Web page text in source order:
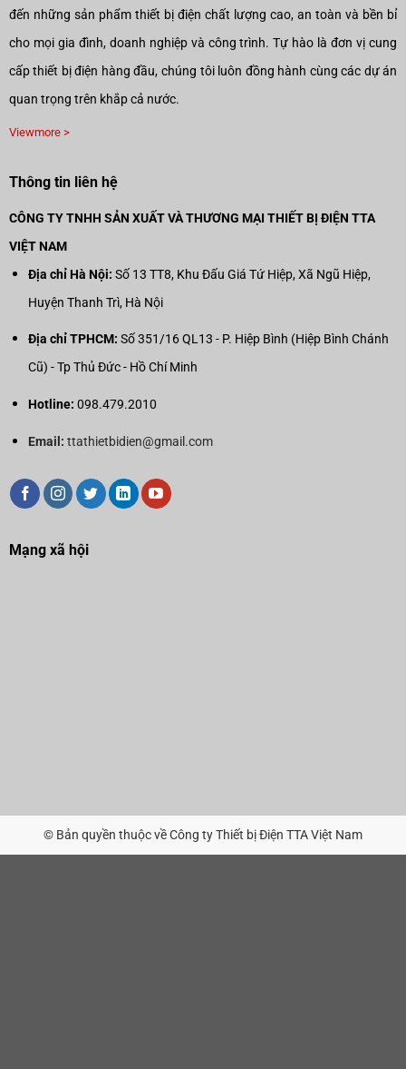
đến những sản phẩm thiết bị điện chất lượng cao, an toàn và bền bỉ
cho mọi gia đình, doanh nghiệp và công trình. Tự hào là đơn vị cung
cấp thiết bị điện hàng đầu, chúng tôi luôn đồng hành cùng các dự án
quan trọng trên khắp cả nước.
Viewmore >
Thông tin liên hệ
CÔNG TY TNHH SẢN XUẤT VÀ THƯƠNG MẠI THIẾT BỊ ĐIỆN TTA
VIỆT NAM
Địa chỉ Hà Nội: Số 13 TT8, Khu Đấu Giá Tứ Hiệp, Xã Ngũ Hiệp,
Huyện Thanh Trì, Hà Nội
Địa chỉ TPHCM: Số 351/16 QL13 - P. Hiệp Bình (Hiệp Bình Chánh
Cũ) - Tp Thủ Đức - Hồ Chí Minh
Hotline: 098.479.2010
Email: ttathietbidien@gmail.com
Mạng xã hội
© Bản quyền thuộc về Công ty Thiết bị Điện TTA Việt Nam